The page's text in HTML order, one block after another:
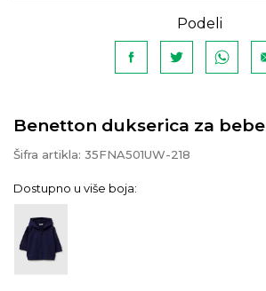
Podeli
Benetton dukserica za bebe
Šifra artikla: 35FNA501UW-218
Dostupno u više boja: